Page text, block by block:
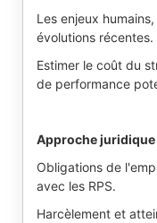
Les enjeux
évolutions récentes.
Estimer le coût du
de performance
Approche
Obligations de
avec les RPS.
Harcèlement et